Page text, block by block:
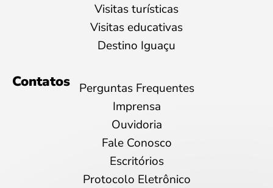
Visitas turísticas
Visitas educativas
Destino Iguaçu
Contatos
Perguntas Frequentes
Imprensa
Ouvidoria
Fale Conosco
Escritórios
Protocolo Eletrônico